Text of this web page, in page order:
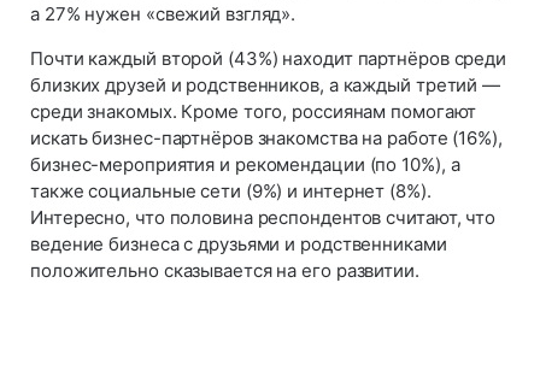
а 27% нужен «свежий взгляд».
Почти каждый второй (43%) находит партнёров среди
близких друзей и родственников, а каждый третий —
среди знакомых. Кроме того, россиянам помогают
искать бизнес-партнёров знакомства на работе (16%),
бизнес-мероприятия и рекомендации (по 10%), а
также социальные сети (9%) и интернет (8%).
Интересно, что половина респондентов считают, что
ведение бизнеса с друзьями и родственниками
положительно сказывается на его развитии.